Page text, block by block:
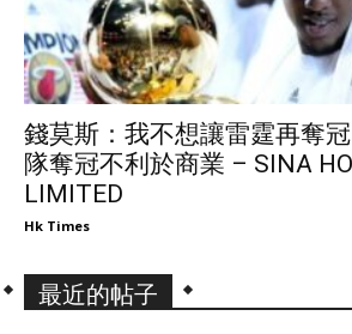
錢莫斯：我不想讓雷霆再奪
隊奪冠不利於商業 – SINA
LIMITED
Hk Times
最近的帖子